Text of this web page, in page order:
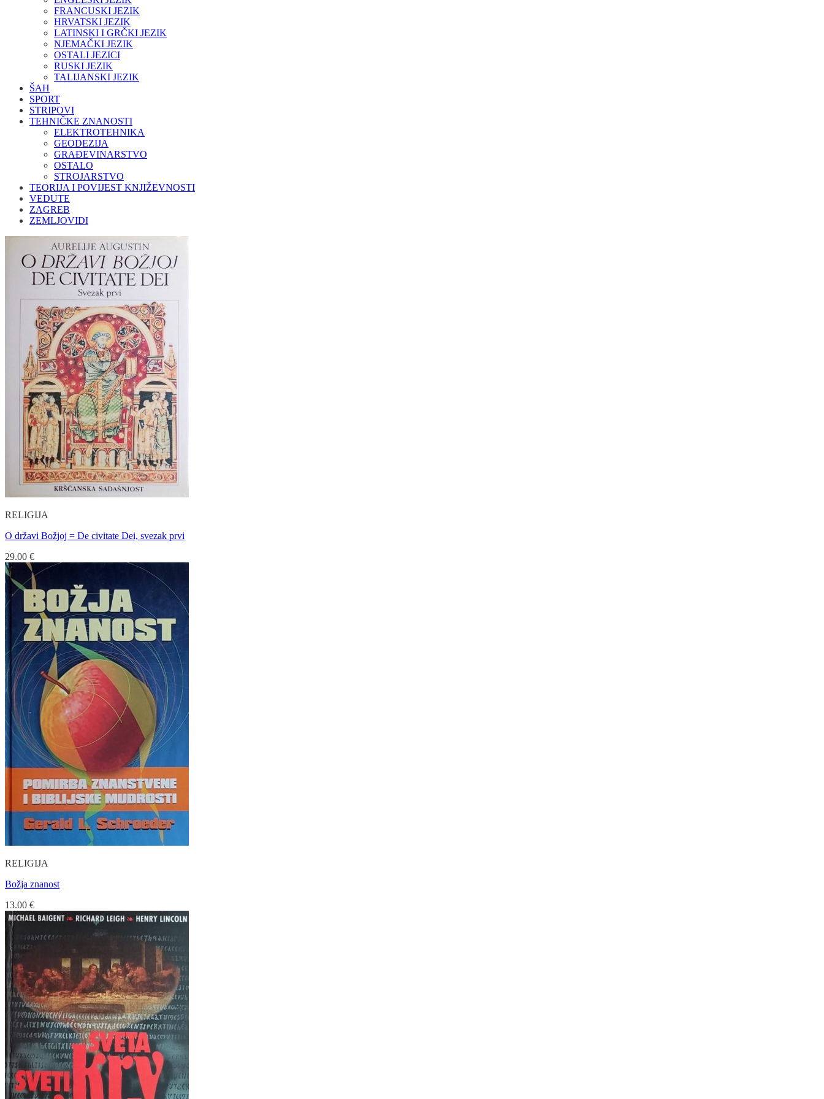
FRANCUSKI JEZIK
HRVATSKI JEZIK
LATINSKI I GRČKI JEZIK
NJEMAČKI JEZIK
OSTALI JEZICI
RUSKI JEZIK
TALIJANSKI JEZIK
ŠAH
SPORT
STRIPOVI
TEHNIČKE ZNANOSTI
ELEKTROTEHNIKA
GEODEZIJA
GRAĐEVINARSTVO
OSTALO
STROJARSTVO
TEORIJA I POVIJEST KNJIŽEVNOSTI
VEDUTE
ZAGREB
ZEMLJOVIDI
RELIGIJA
O državi Božjoj = De civitate Dei, svezak prvi
29.00 €
RELIGIJA
Božja znanost
13.00 €